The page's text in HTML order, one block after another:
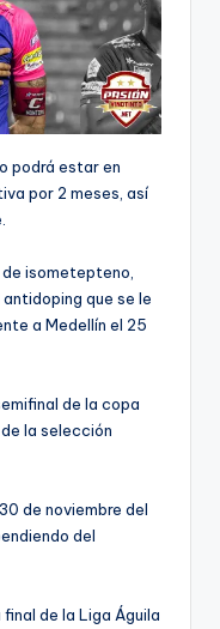
podrá estar en
por 2 meses, así
isometepteno,
que se le
a Medellín el 25
de la copa
la selección
de noviembre del
del
de la Liga Águila